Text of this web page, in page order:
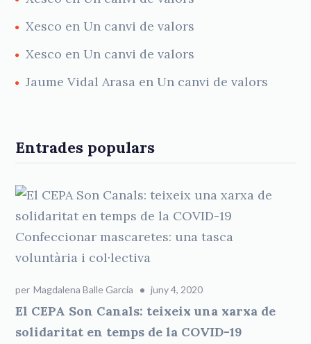
Xesco enUn canvi de valors
Xesco enUn canvi de valors
Jaume Vidal Arasa enUn canvi de valors
Entrades populars
per Magdalena Balle Garcia juny 4, 2020
El CEPA Son Canals: teixeix una xarxa de
solidaritat en temps de la COVID-19